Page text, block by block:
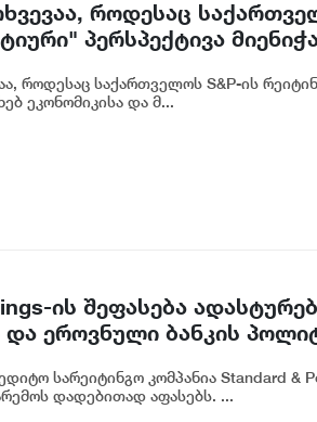
როდესაც
პერსპექტივა
ინვესტორებისთვის
როდესაც საქართველოს S&P-ის
ეკონომიკისა და მ...
ის შეფასება
ეროვნული ბანკის
სარეიტინგო კომპანია Standard &
დადებითად აფასებს. ...